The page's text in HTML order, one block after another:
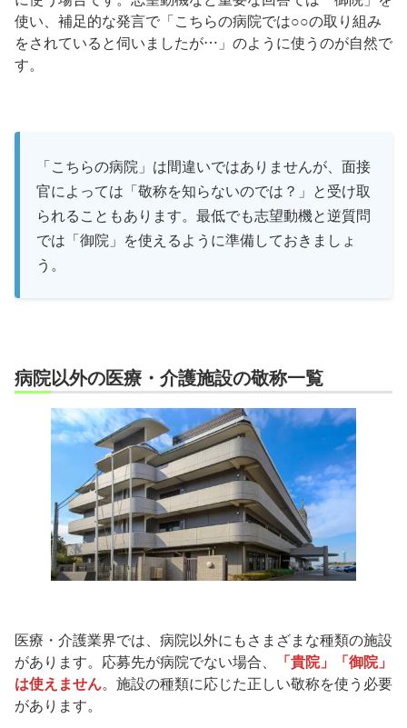
使い、補足的な発言で「こちらの病院では○○の取り組み
をされていると伺いましたが…」のように使うのが自然で
す。
「こちらの病院」は間違いではありませんが、面接
官によっては「敬称を知らないのでは？」と受け取
られることもあります。最低でも志望動機と逆質問
では「御院」を使えるように準備しておきましょ
う。
病院以外の医療・介護施設の敬称一覧
医療・介護業界では、病院以外にもさまざまな種類の施設
があります。応募先が病院でない場合、
「貴院」「御院」
は使えません。施設の種類に応じた正しい敬称を使う必要
があります。